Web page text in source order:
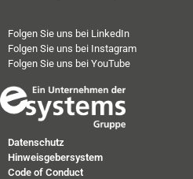
Folgen Sie uns bei LinkedIn
Folgen Sie uns bei Instagram
Folgen Sie uns bei YouTube
Datenschutz
Hinweisgebersystem
Code of Conduct